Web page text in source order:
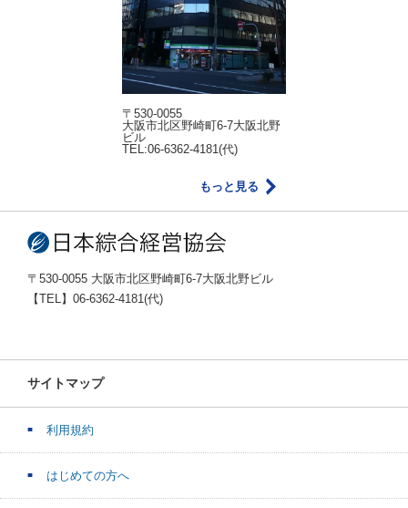
〒530-0055
大阪市北区野崎町6-7大阪北野
ビル
TEL:06-6362-4181(代)
もっと見る
〒530-0055 大阪市北区野崎町6-7大阪北野ビル
【TEL】06-6362-4181(代)
サイトマップ
利用規約
はじめての方へ